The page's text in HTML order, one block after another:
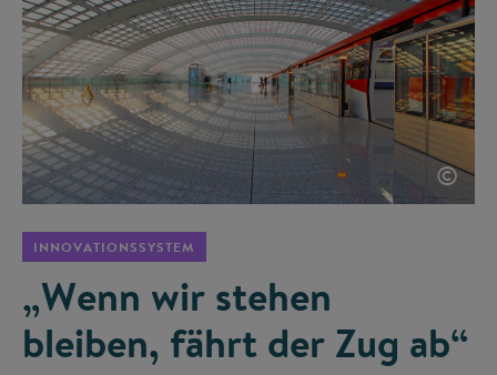
©
INNOVATIONSSYSTEM
„Wenn wir stehen
bleiben, fährt der Zug ab“